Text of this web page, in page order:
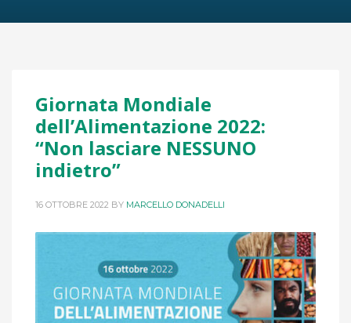
Giornata Mondiale
dell’Alimentazione 2022:
“Non lasciare NESSUNO
indietro”
16 OTTOBRE 2022 BY MARCELLO DONADELLI